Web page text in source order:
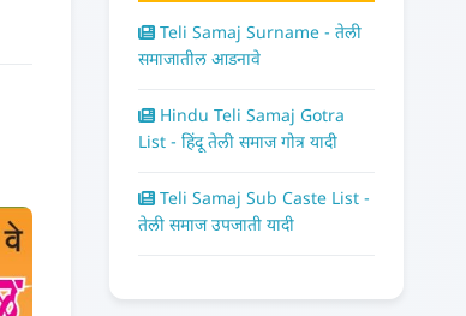
Teli Samaj Surname - तेली
समाजातील आडनावे
Hindu Teli Samaj Gotra
List - हिंदू तेली समाज गोत्र यादी
Teli Samaj Sub Caste List -
तेली समाज उपजाती यादी